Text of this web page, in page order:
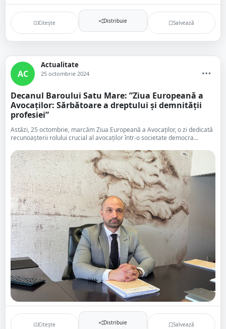
Citește Distribuie Salvează
AC
Actualitate
25 octombrie 2024
Decanul Baroului Satu Mare: ”Ziua Europeană a
Avocaților: Sărbătoare a dreptului și demnității
profesiei”
Astăzi, 25 octombrie, marcăm Ziua Europeană a Avocaților, o zi dedicată
recunoașterii rolului crucial al avocaților într-o societate democra...
Citește Distribuie Salvează